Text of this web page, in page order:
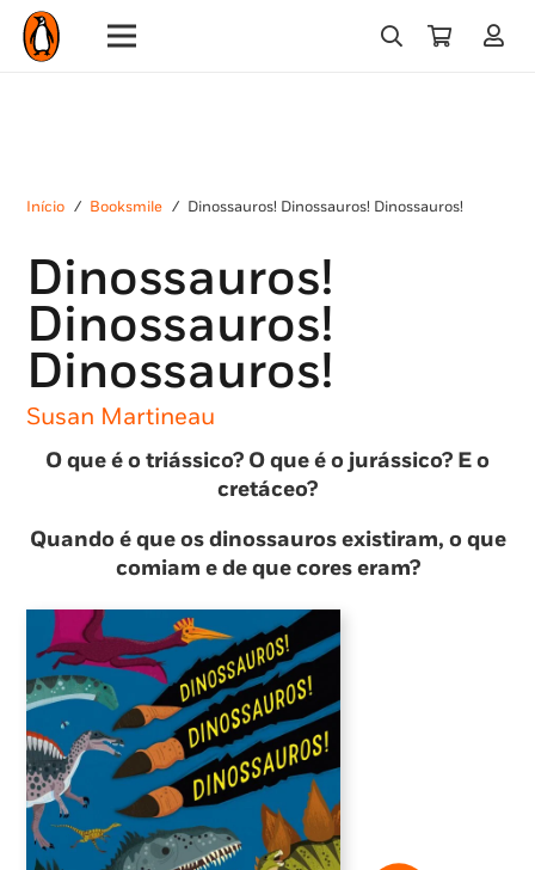
Início / Booksmile / Dinossauros! Dinossauros! Dinossauros!
Dinossauros!
Dinossauros!
Dinossauros!
Susan Martineau
O que é o triássico? O que é o jurássico? E o
cretáceo?
Quando é que os dinossauros existiram, o que
comiam e de que cores eram?